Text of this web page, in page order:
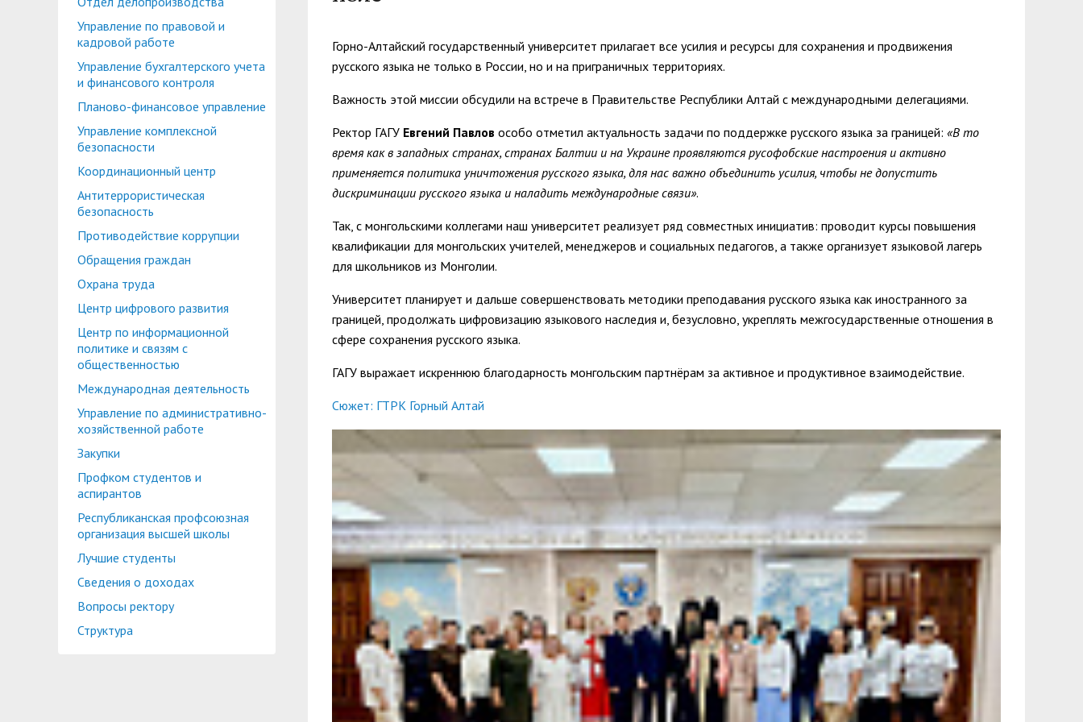
Планово-финансовое управление
Координационный центр
Антитеррористическая безопасность
Противодействие коррупции
Обращения граждан
Охрана труда
Центр цифрового развития
Центр по информационной политике и связям с общественностью
Международная деятельность
Управление по административно-хозяйственной работе
Закупки
Профком студентов и аспирантов
Республиканская профсоюзная организация высшей школы
Лучшие студенты
Сведения о доходах
Вопросы ректору
Центр карьеры
Консультационный центр поддержки студентов
Региональный центр финансовой грамотности
Учебно-тренинговый центр
Центр развития педагогического образования
Центр тестирования иностранных граждан по русскому языку
Центр развития компетенций государственных и муниципальных
служащих
Центр русского языка как иностранного
Совет родителей (законных представителей) несовершеннолетних
обучающихся ГАГУ
Образовательный модуль «Обучение служением»
Управление по правовой и
кадровой работе
Управление бухгалтерского учета
и финансового контроля
Планово-финансовое управление
Управление комплексной
безопасности
Координационный центр
Антитеррористическая
безопасность
Противодействие коррупции
Обращения граждан
Охрана труда
Центр цифрового развития
Центр по информационной
политике и связям с
общественностью
Международная деятельность
Управление по административно-
хозяйственной работе
Закупки
Профком студентов и
аспирантов
Республиканская профсоюзная
организация высшей школы
Лучшие студенты
Сведения о доходах
Вопросы ректору
Структура
Горно-Алтайский государственный университет прилагает все усилия и ресурсы для сохранения и продвижения
русского языка не только в России, но и на приграничных территориях.
Важность этой миссии обсудили на встрече в Правительстве Республики Алтай с международными делегациями.
Ректор ГАГУ Евгений Павлов особо отметил актуальность задачи по поддержке русского языка за границей: «В то
время как в западных странах, странах Балтии и на Украине проявляются русофобские настроения и активно
применяется политика уничтожения русского языка, для нас важно объединить усилия, чтобы не допустить
дискриминации русского языка и наладить международные связи».
Так, с монгольскими коллегами наш университет реализует ряд совместных инициатив: проводит курсы повышения
квалификации для монгольских учителей, менеджеров и социальных педагогов, а также организует языковой лагерь
для школьников из Монголии.
Университет планирует и дальше совершенствовать методики преподавания русского языка как иностранного за
границей, продолжать цифровизацию языкового наследия и, безусловно, укреплять межгосударственные отношения в
сфере сохранения русского языка.
ГАГУ выражает искреннюю благодарность монгольским партнёрам за активное и продуктивное взаимодействие.
Сюжет: ГТРК Горный Алтай